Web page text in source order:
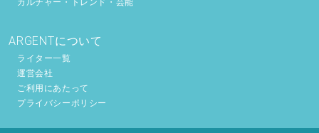
カルチャー・トレンド・芸能
ARGENTについて
ライター一覧
運営会社
ご利用にあたって
プライバシーポリシー